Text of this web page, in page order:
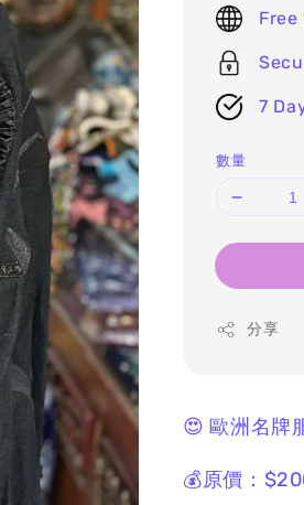
7
數量
分享
😍 歐洲名牌
💰原價：